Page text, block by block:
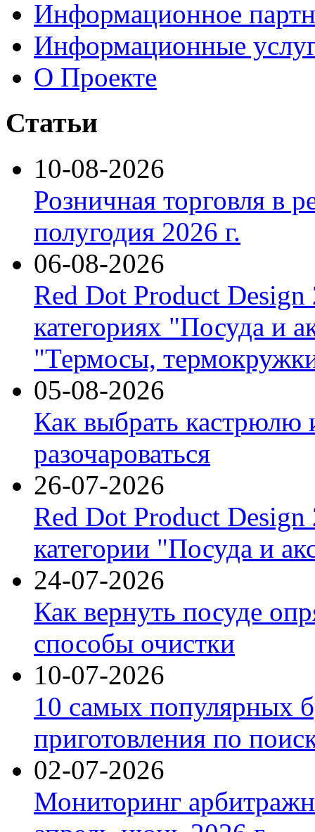
Информационное
Информационные
О Проекте
Статьи
10-08-2026
Розничная торговля в
полугодия 2026 г.
06-08-2026
Red Dot Product Design
категориях "Посуда и
"Термосы,
05-08-2026
Как выбрать кастрюлю
разочароваться
26-07-2026
Red Dot Product Design
категории "Посуда и
24-07-2026
Как вернуть посуде
способы очистки
10-07-2026
10 самых популярных
приготовления по
02-07-2026
Мониторинг